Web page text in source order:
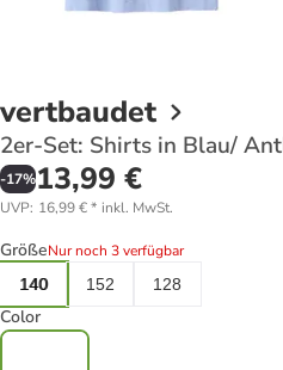
vertbaudet
2er-Set: Shirts in Blau/
-17%13,99 €
UVP: 16,99 €* inkl. MwSt.
GrößeNur noch 3 verfügbar
140
152 128
Color